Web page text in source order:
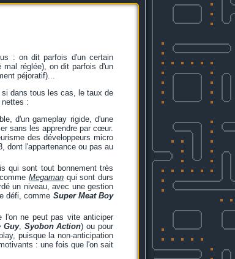
: on dit parfois d'un certain
réglée), on dit parfois d'un
péjoratif)...
dans tous les cas, le taux de
:
d'un gameplay rigide, d'une
sans les apprendre par cœur.
des développeurs micro
dont l'appartenance ou pas au
qui sont tout bonnement très
Megaman qui sont durs
un niveau, avec une gestion
défi, comme Super Meat Boy
ne peut pas vite anticiper
Guy, Syobon Action) ou pour
puisque la non-anticipation
: une fois que l'on sait